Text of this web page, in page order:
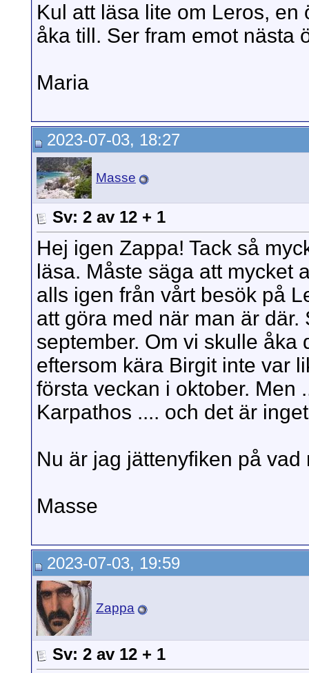
Kul att läsa lite om Leros,
åka till. Ser fram emot nästa
Maria
2023-07-03, 18:27
Masse
Sv: 2 av 12 + 1
Hej igen Zappa! Tack så
läsa. Måste säga att mycket
alls igen från vårt besök på
att göra med när man är
september. Om vi skulle
eftersom kära Birgit inte var
första veckan i oktober. Men
Karpathos .... och det är
Nu är jag jättenyfiken på
Masse
2023-07-03, 19:59
Zappa
Sv: 2 av 12 + 1